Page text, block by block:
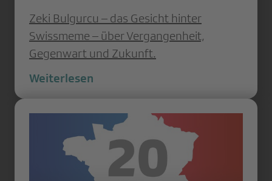
Zeki Bulgurcu – das Gesicht hinter
Swissmeme – über Vergangenheit,
Gegenwart und Zukunft.
Weiterlesen